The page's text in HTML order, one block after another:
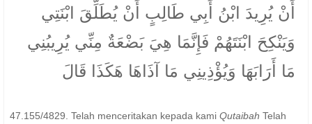
أَنْ يُرِيدَ ابْنُ أَبِي طَالِبٍ أَنْ يُطَلِّقَ ابْنَتِي
وَيَنْكِحَ ابْنَتَهُمْ فَإِنَّمَا هِيَ بَضْعَةٌ مِنِّي يُرِيبُنِي
مَا أَرَابَهَا وَيُؤْذِينِي مَا آذَاهَا هَكَذَا قَالَ
47.155/4829. Telah menceritakan kepada kami Qutaibah Telah